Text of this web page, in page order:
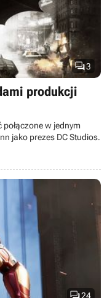
3
produkcji
w jednym
jako prezes DC Studios.
24